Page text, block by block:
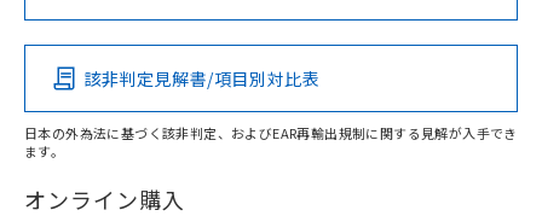
Pb Hg Cd Cr(VI)
O
在庫等で未対応品が混在する可能性があります。
この製品の規格認証/適合状況ページへ
その他の認証はこちらのページからご検索ください
該非判定見解書/項目別対比表
日本の外為法に基づく該非判定、およびEAR再輸出規制に関する見解が入手でき
ます。
オンライン購入